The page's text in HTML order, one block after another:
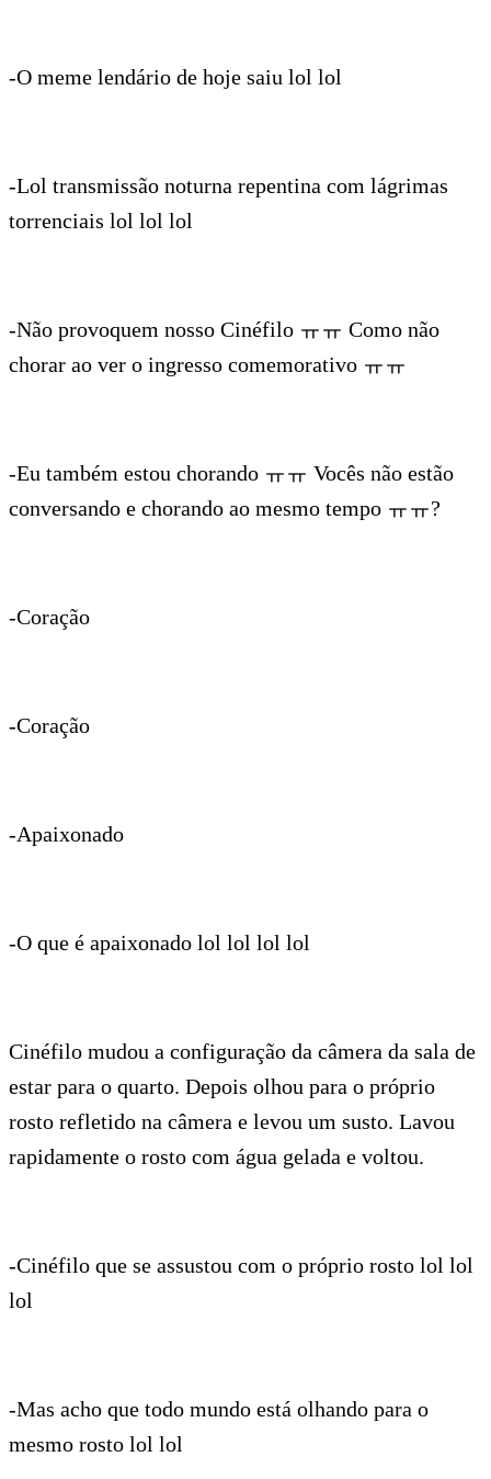
-O meme lendário de hoje saiu lol lol
-Lol transmissão noturna repentina com lágrimas
torrenciais lol lol lol
-Não provoquem nosso Cinéfilo ㅠㅠ Como não
chorar ao ver o ingresso comemorativo ㅠㅠ
-Eu também estou chorando ㅠㅠ Vocês não estão
conversando e chorando ao mesmo tempo ㅠㅠ?
-Coração
-Coração
-Apaixonado
-O que é apaixonado lol lol lol lol
Cinéfilo mudou a configuração da câmera da sala de
estar para o quarto. Depois olhou para o próprio
rosto refletido na câmera e levou um susto. Lavou
rapidamente o rosto com água gelada e voltou.
-Cinéfilo que se assustou com o próprio rosto lol lol
lol
-Mas acho que todo mundo está olhando para o
mesmo rosto lol lol